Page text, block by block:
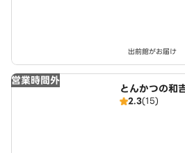
出前館がお届け
営業時間外
とんかつの
2.3(15)